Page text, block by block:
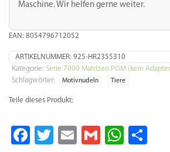
Maschine. Wir helfen gerne weiter.
EAN: 8054796712052
ARTIKELNUMMER: 925-HR2355310
Kategorie: Serie 7000 Matrizen POM (kein
Schlagwörter:
Motivnudeln Tiere
Teile dieses Produkt:
Facebook
Twitter
EmailGmail